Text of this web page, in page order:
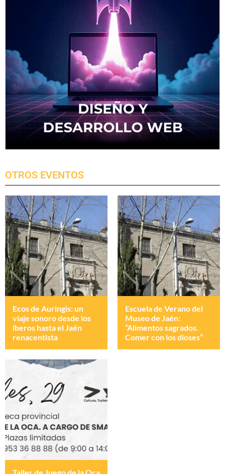
OTROS EVENTOS
Ecos de Auringis: un
viaje sonoro desde los
íberos hasta el Jaén
renacentista
Escuela de Verano del
Museo de Jaén:
“Alimentos sagrados.
Comer con los dioses”